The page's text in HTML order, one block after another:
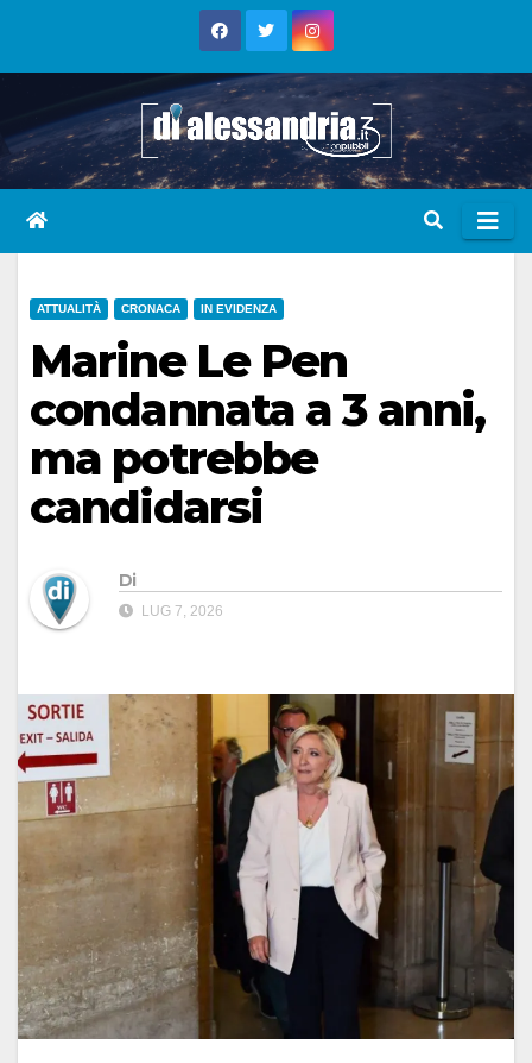
ATTUALITÀ CRONACA IN EVIDENZA
Marine Le Pen
condannata a 3 anni,
ma potrebbe
candidarsi
Di
LUG 7, 2026